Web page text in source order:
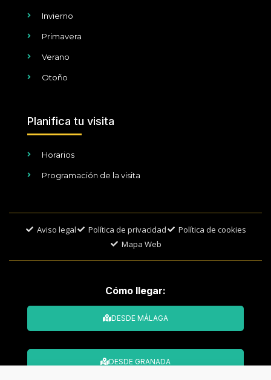
Invierno
Primavera
Verano
Otoño
Planifica tu visita
Horarios
Programación de la visita
Aviso legal Política de privacidad
Política de cookies
Mapa Web
Cómo llegar:
DESDE MÁLAGA
DESDE GRANADA